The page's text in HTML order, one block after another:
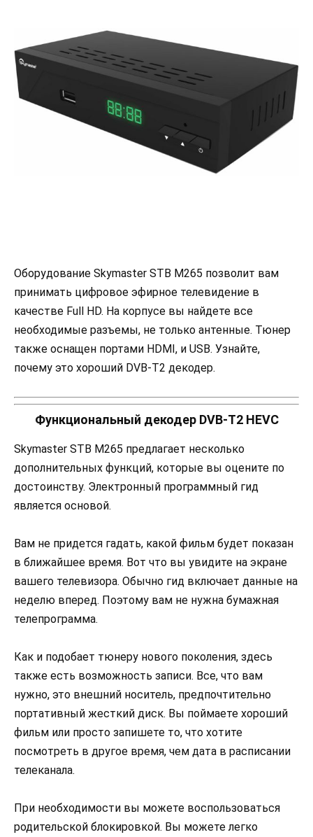
Оборудование Skymaster STB M265 позволит вам
принимать цифровое эфирное телевидение в
качестве Full HD. На корпусе вы найдете все
необходимые разъемы, не только антенные. Тюнер
также оснащен портами HDMI, и USB. Узнайте,
почему это хороший DVB-T2 декодер.
Функциональный декодер DVB-T2 HEVC
Skymaster STB M265 предлагает несколько
дополнительных функций, которые вы оцените по
достоинству. Электронный программный гид
является основой.
Вам не придется гадать, какой фильм будет показан
в ближайшее время. Вот что вы увидите на экране
вашего телевизора. Обычно гид включает данные на
неделю вперед. Поэтому вам не нужна бумажная
телепрограмма.
Как и подобает тюнеру нового поколения, здесь
также есть возможность записи. Все, что вам
нужно, это внешний носитель, предпочтительно
портативный жесткий диск. Вы поймаете хороший
фильм или просто запишете то, что хотите
посмотреть в другое время, чем дата в расписании
телеканала.
При необходимости вы можете воспользоваться
родительской блокировкой. Вы можете легко